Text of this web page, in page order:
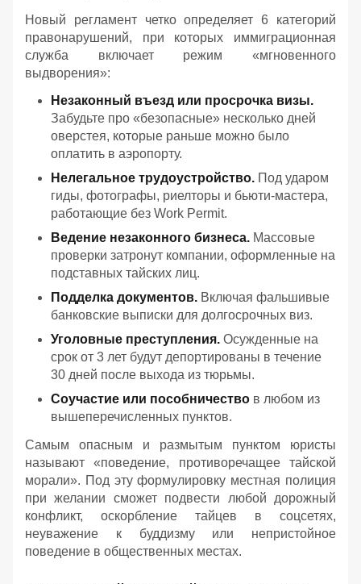
Новый регламент четко определяет 6 категорий
правонарушений, при которых иммиграционная
служба включает режим «мгновенного
выдворения»:
Незаконный въезд или просрочка визы.
Забудьте про «безопасные» несколько дней
оверстея, которые раньше можно было
оплатить в аэропорту.
Нелегальное трудоустройство. Под ударом
гиды, фотографы, риелторы и бьюти-мастера,
работающие без Work Permit.
Ведение незаконного бизнеса. Массовые
проверки затронут компании, оформленные на
подставных тайских лиц.
Подделка документов. Включая фальшивые
банковские выписки для долгосрочных виз.
Уголовные преступления. Осужденные на
срок от 3 лет будут депортированы в течение
30 дней после выхода из тюрьмы.
Соучастие или пособничество в любом из
вышеперечисленных пунктов.
Самым опасным и размытым пунктом юристы
называют «поведение, противоречащее тайской
морали». Под эту формулировку местная полиция
при желании сможет подвести любой дорожный
конфликт, оскорбление тайцев в соцсетях,
неуважение к буддизму или непристойное
поведение в общественных местах.